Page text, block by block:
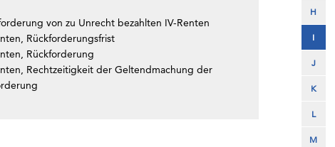
von zu Unrecht bezahlten IV-Renten
Rückforderungsfrist
Rückforderung
Rechtzeitigkeit der Geltendmachung der
H
I
J
K
L
M